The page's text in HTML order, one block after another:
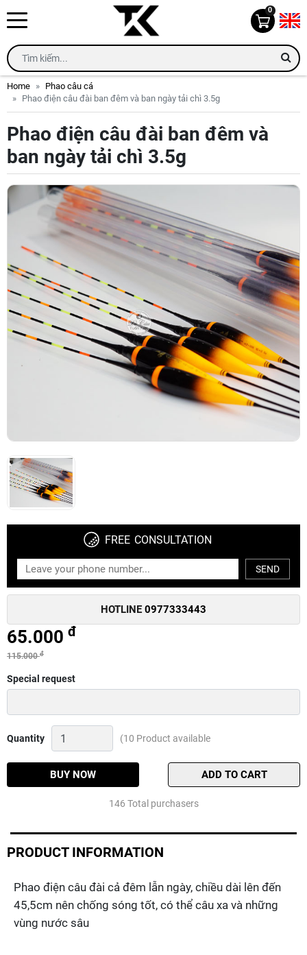
0
Home
Phao câu cá
Phao điện câu đài ban đêm và ban ngày tải chì 3.5g
Phao điện câu đài ban đêm và
ban ngày tải chì 3.5g
FREE CONSULTATION
SEND
HOTLINE 0977333443
65.000 đ
115.000đ
Special request
Quantity
Phao
điện
đài
ngày
tải
Quantity
(10 Product available
BUY NOW ADD TO CART
146 Total purchasers
PRODUCT INFORMATION
Phao điện câu đài cả đêm lẫn ngày, chiều dài lên đến
45,5cm nên chống sóng tốt, có thể câu xa và những
vùng nước sâu